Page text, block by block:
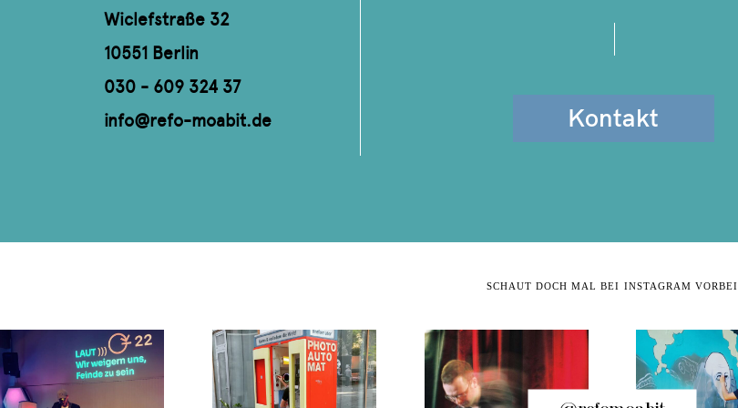
Wiclefstraße 32
10551 Berlin
030 - 609 324 37
info@refo-moabit.de
Kontakt
SCHAUT DOCH MAL BEI INSTAGRAM VORBEI